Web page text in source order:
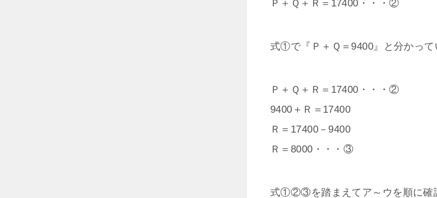
Ｐ＋Ｑ＋Ｒ＝17400・・・②
式①で『Ｐ＋Ｑ＝9400』と分かっ
Ｐ＋Ｑ＋Ｒ＝17400・・・②
9400＋Ｒ＝17400
Ｒ＝17400－9400
Ｒ＝8000・・・③
式①②③を踏まえてア～ウを順に確